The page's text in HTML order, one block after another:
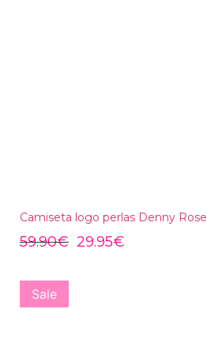
Camiseta logo perlas Denny Rose
59.90€ 29.95€
Sale